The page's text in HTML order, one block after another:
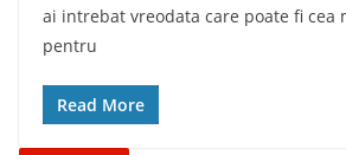
ai intrebat vreodata care poate fi cea
pentru
Read More